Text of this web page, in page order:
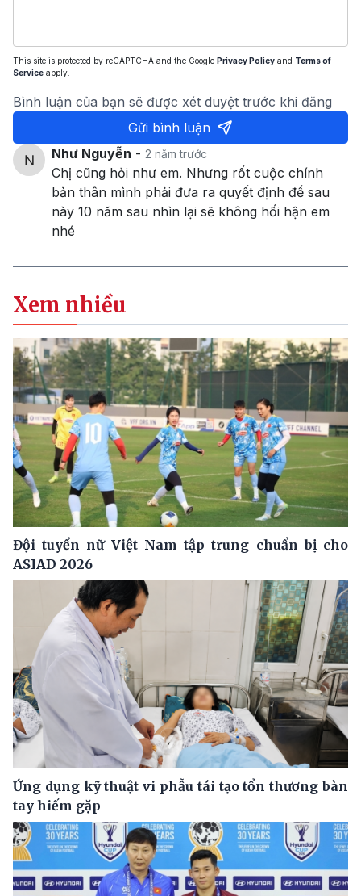
This site is protected by reCAPTCHA and the Google Privacy Policy and Terms of
Service apply.
Bình luận của bạn sẽ được xét duyệt trước khi đăng
Gửi bình luận
Như Nguyễn - 2 năm trước
Chị cũng hỏi như em. Nhưng rốt cuộc chính
bản thân mình phải đưa ra quyết định để sau
này 10 năm sau nhìn lại sẽ không hối hận em
nhé
Xem nhiều
Đội tuyển nữ Việt Nam tập trung chuẩn bị cho
ASIAD 2026
Ứng dụng kỹ thuật vi phẫu tái tạo tổn thương bàn
tay hiếm gặp